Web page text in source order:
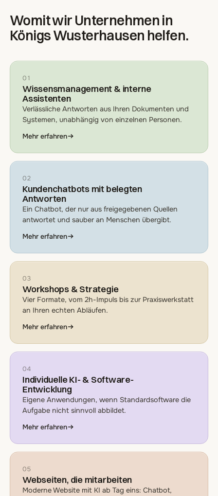
Womit wir Unternehmen in
Königs Wusterhausen helfen.
01
Wissensmanagement & interne
Assistenten
Verlässliche Antworten aus Ihren Dokumenten und
Systemen, unabhängig von einzelnen Personen.
Mehr erfahren
02
Kundenchatbots mit belegten
Antworten
Ein Chatbot, der nur aus freigegebenen Quellen
antwortet und sauber an Menschen übergibt.
Mehr erfahren
03
Workshops & Strategie
Vier Formate, vom 2h-Impuls bis zur Praxiswerkstatt
an Ihren echten Abläufen.
Mehr erfahren
04
Individuelle KI- & Software-
Entwicklung
Eigene Anwendungen, wenn Standardsoftware die
Aufgabe nicht sinnvoll abbildet.
Mehr erfahren
05
Webseiten, die mitarbeiten
Moderne Website mit KI ab Tag eins: Chatbot,